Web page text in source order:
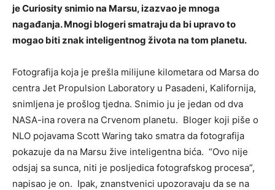
je Curiosity snimio na Marsu, izazvao je mnoga
nagađanja. Mnogi blogeri smatraju da bi upravo to
mogao biti znak inteligentnog života na tom planetu.
Fotografija koja je prešla milijune kilometara od Marsa do
centra Jet Propulsion Laboratory u Pasadeni, Kalifornija,
snimljena je prošlog tjedna. Snimio ju je jedan od dva
NASA-ina rovera na Crvenom planetu. Bloger koji piše o
NLO pojavama Scott Waring tako smatra da fotografija
pokazuje da na Marsu žive inteligentna bića. “Ovo nije
odsjaj sa sunca, niti je posljedica fotografskog procesa”,
napisao je on. Ipak, znanstvenici upozoravaju da se na